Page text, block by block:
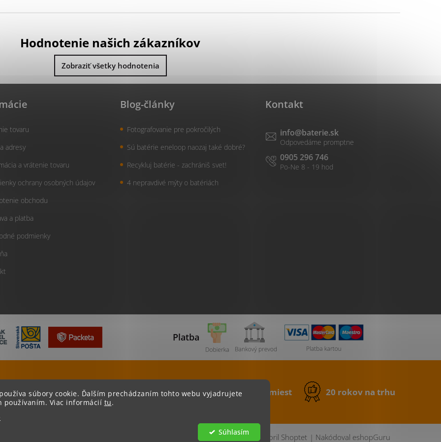
súbory cookie. Ďalším prechádzaním tohto webu vyjadrujete
používaním. Viac informácií tu.
Súhlasím
Hodnotenie našich zákazníkov
Zobraziť všetky hodnotenia
tovaru
adresy
a vrátenie tovaru
ochrany osobných údajov
obchodu
a platba
podmienky
Blog-články
Fotografovanie pre pokročilých
Sú batérie eneloop naozaj také dobré?
Recykluj batérie - zachrániš svet!
4 nepravdivé mýty o batériách
Kontakt
info@baterie.sk
0905 296 746
Platba
Tovar odosielame do 24 hodín Viac ako 4000 výdajných miest 20 rokov na trhu
Vytvoril Shoptet | Nakódoval eshopGuru